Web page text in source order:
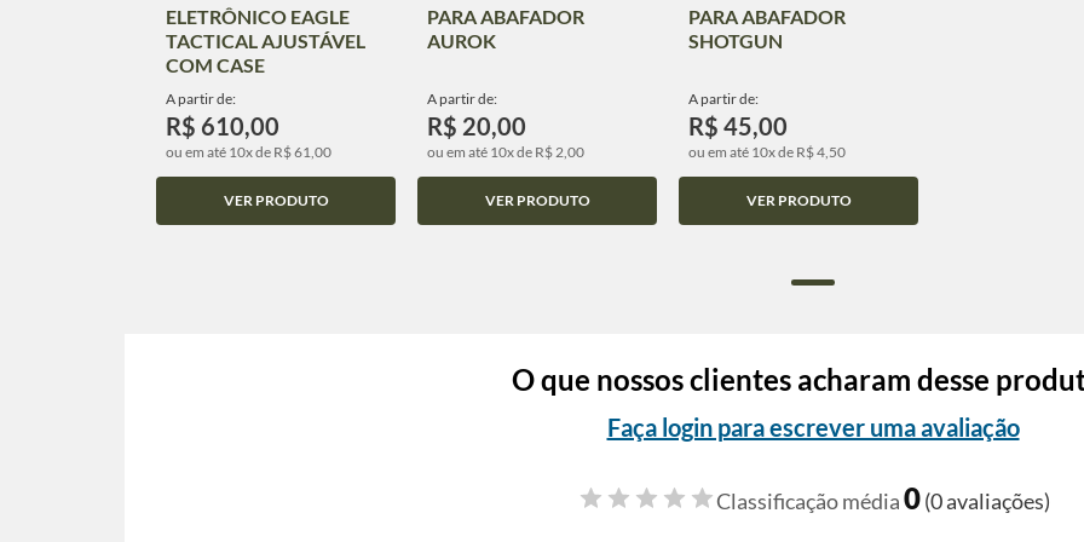
ELETRÔNICO EAGLE
TACTICAL AJUSTÁVEL
COM CASE
A partir de:
R$ 610,00
ou em até 10x de R$ 61,00
VER PRODUTO
PARA ABAFADOR
AUROK
A partir de:
R$ 20,00
ou em até 10x de R$ 2,00
VER PRODUTO
PARA ABAFADOR
SHOTGUN
A partir de:
R$ 45,00
ou em até 10x de R$ 4,50
VER PRODUTO
O que nossos clientes acharam desse
Faça login para escrever uma avaliação
Classificação média0(0 avaliações)